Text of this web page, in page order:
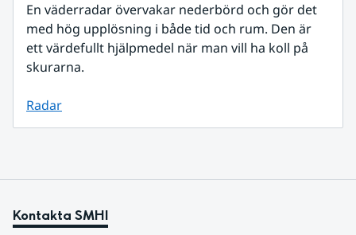
En väderradar övervakar nederbörd och gör det
med hög upplösning i både tid och rum. Den är
ett värdefullt hjälpmedel när man vill ha koll på
skurarna.
Radar
Kontakta SMHI